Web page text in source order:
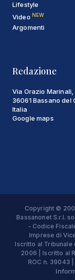
Lifestyle
Video NEW
Argomenti
Redazione
Via Orazio Marinali,
36061 Bassano del
Italia
Google maps
Copyright ©
Bassanonet S.r.l.
- Codice
Imprese di
Iscritto al Tribunale
2006 | Iscritto al
ROC n. 39043